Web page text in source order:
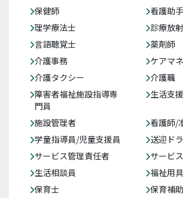
保健師
看護助手
理学療法士
診療放
言語聴覚士
薬剤師
介護事務
ケアマ
介護タクシー
介護職
障害者福祉施設指導専
門員
生活支
施設管理者
看護師/
学童指導員/児童支援員
送迎ド
サービス管理責任者
サービ
生活相談員
福祉用
保育士
保育補助